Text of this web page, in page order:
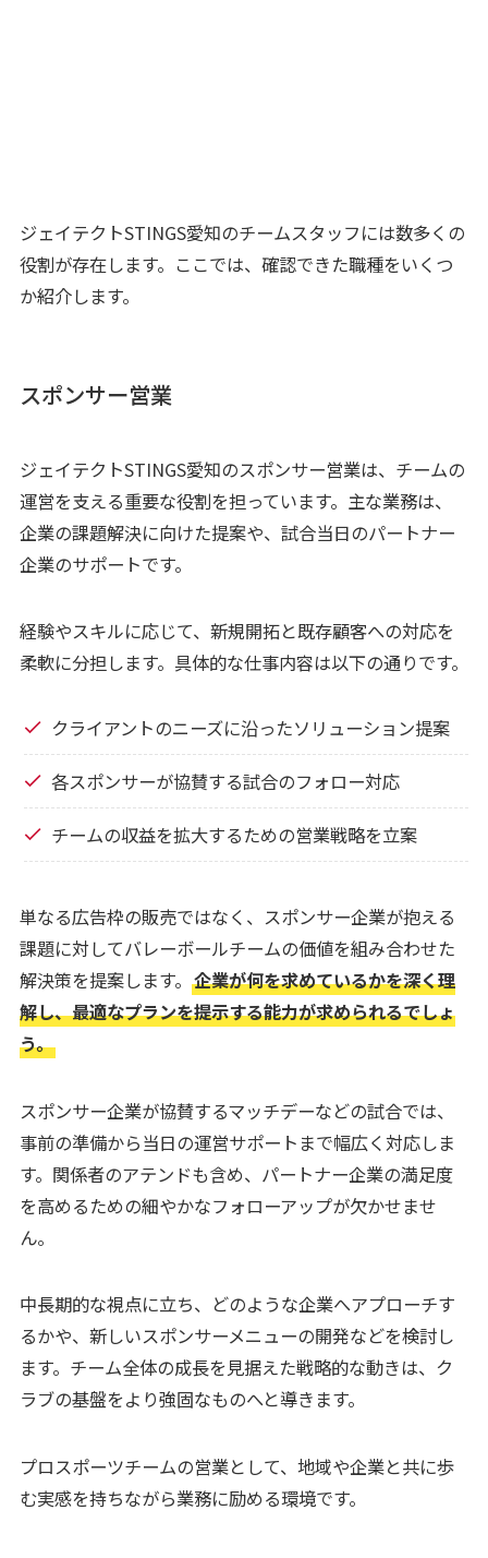
ジェイテクトSTINGS愛知のチームスタッフには数多くの
役割が存在します。ここでは、確認できた職種をいくつ
か紹介します。
スポンサー営業
ジェイテクトSTINGS愛知のスポンサー営業は、チームの
運営を支える重要な役割を担っています。主な業務は、
企業の課題解決に向けた提案や、試合当日のパートナー
企業のサポートです。
経験やスキルに応じて、新規開拓と既存顧客への対応を
柔軟に分担します。具体的な仕事内容は以下の通りです。
クライアントのニーズに沿ったソリューション提案
各スポンサーが協賛する試合のフォロー対応
チームの収益を拡大するための営業戦略を立案
単なる広告枠の販売ではなく、スポンサー企業が抱える
課題に対してバレーボールチームの価値を組み合わせた
解決策を提案します。 企業が何を求めているかを深く理
解し、最適なプランを提示する能力が求められるでしょ
う。
スポンサー企業が協賛するマッチデーなどの試合では、
事前の準備から当日の運営サポートまで幅広く対応しま
す。関係者のアテンドも含め、パートナー企業の満足度
を高めるための細やかなフォローアップが欠かせませ
ん。
中長期的な視点に立ち、どのような企業へアプローチす
るかや、新しいスポンサーメニューの開発などを検討し
ます。チーム全体の成長を見据えた戦略的な動きは、ク
ラブの基盤をより強固なものへと導きます。
プロスポーツチームの営業として、地域や企業と共に歩
む実感を持ちながら業務に励める環境です。